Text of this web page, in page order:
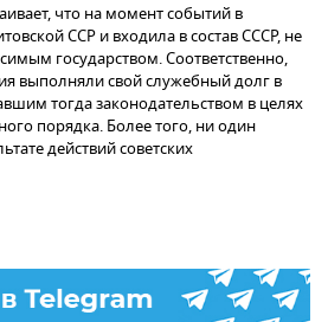
что на момент событий в
ССР и входила в состав СССР, не
государством. Соответственно,
выполняли свой служебный долг в
тогда законодательством в целях
порядка. Более того, ни один
действий советских